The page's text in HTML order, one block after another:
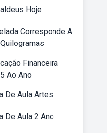
Hoje
Corresponde A
Financeira
Ao Ano
De Aula Artes
De Aula 2 Ano